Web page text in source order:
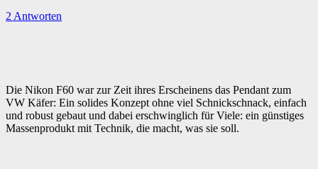
2 Antworten
Die Nikon F60 war zur Zeit ihres Erscheinens das Pendant zum
VW Käfer: Ein solides Konzept ohne viel Schnickschnack, einfach
und robust gebaut und dabei erschwinglich für Viele: ein günstiges
Massenprodukt mit Technik, die macht, was sie soll.